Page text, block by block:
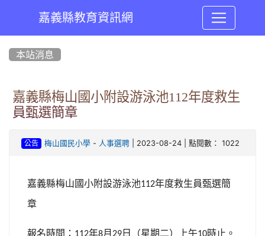
嘉義縣教育資訊網
本站消息
嘉義縣梅山國小附設游泳池112年度救生
員甄選簡章
公告 梅山國民小學- 人事選聘| 2023-08-24 | 點閱數： 1022
嘉義縣梅山國小附設游泳池112年度救生員甄選簡
章
報名時間： 年 月 日（星期二）上午 時止。